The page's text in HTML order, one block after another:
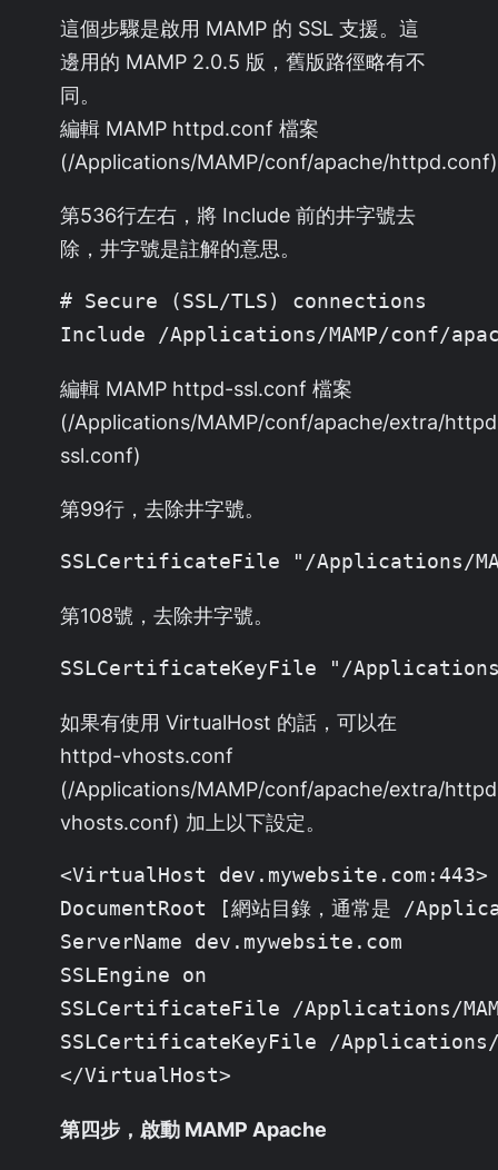
這個步驟是啟用 MAMP 的 SSL 支援。這
邊用的 MAMP 2.0.5 版，舊版路徑略有不
同。
編輯 MAMP httpd.conf 檔案
(/Applications/MAMP/conf/apache/httpd.conf)
第536行左右，將 Include 前的井字號去
除，井字號是註解的意思。
# Secure (SSL/TLS) connections
Include /Applications/MAMP/conf/
編輯 MAMP httpd-ssl.conf 檔案
(/Applications/MAMP/conf/apache/extra/
ssl.conf)
第99行，去除井字號。
SSLCertificateFile "/Applications/
第108號，去除井字號。
SSLCertificateKeyFile "/
如果有使用 VirtualHost 的話，可以在
httpd-vhosts.conf
(/Applications/MAMP/conf/apache/extra/
vhosts.conf) 加上以下設定。
<VirtualHost dev.mywebsite.com:443>
DocumentRoot [網站目錄，通常是 /
ServerName dev.mywebsite.com
SSLEngine on
SSLCertificateFile /Applications/
SSLCertificateKeyFile /Applications/
</VirtualHost>
第四步，啟動 MAMP Apache